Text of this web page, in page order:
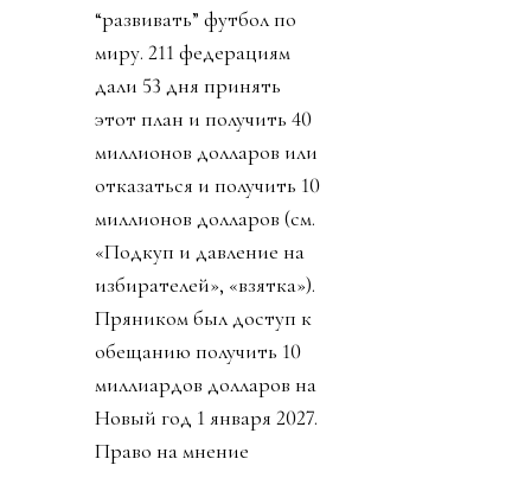
“развивать” футбол по
миру. 211 федерациям
дали 53 дня принять
этот план и получить 40
миллионов долларов или
отказаться и получить 10
миллионов долларов (см.
«Подкуп и давление на
избирателей», «взятка»).
Пряником был доступ к
обещанию получить 10
миллиардов долларов на
Новый год 1 января 2027.
Право на мнение